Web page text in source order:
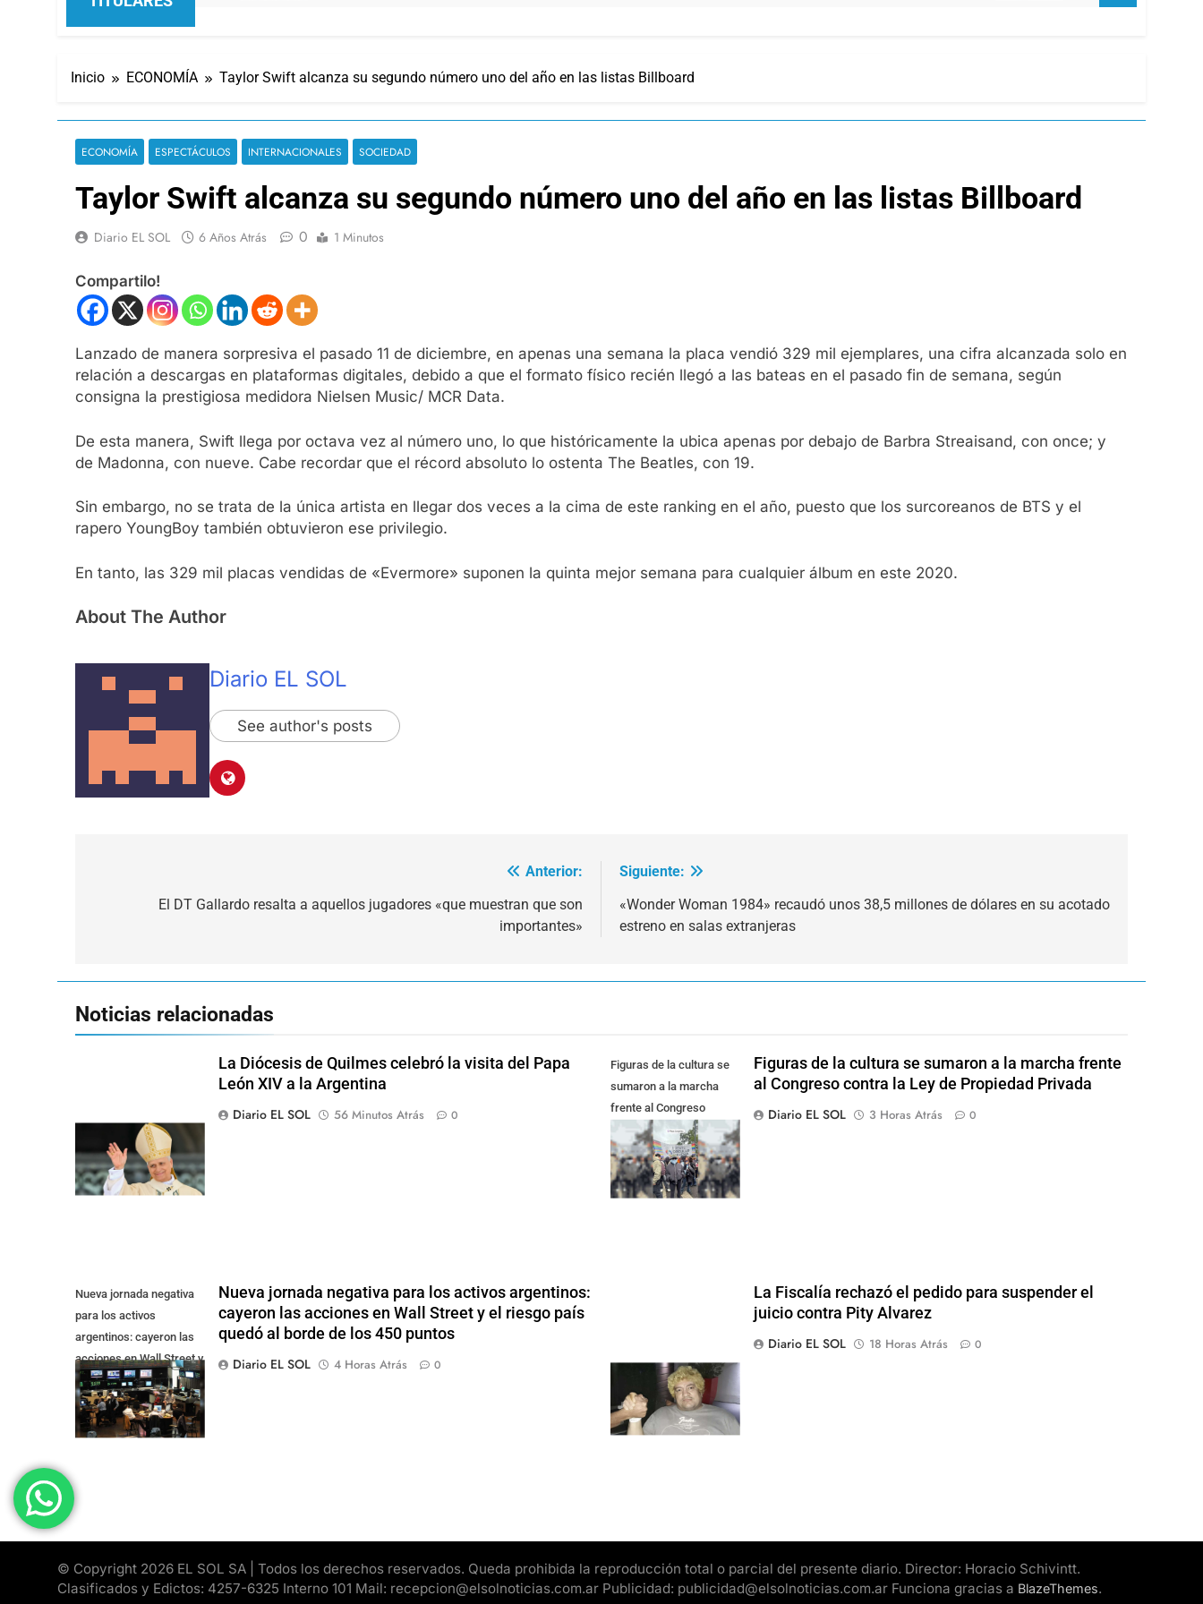
Inicio ECONOMÍA Taylor Swift alcanza su segundo número uno del año en las listas Billboard
ECONOMÍA ESPECTÁCULOS INTERNACIONALES SOCIEDAD
Taylor Swift alcanza su segundo número uno del año en las listas Billboard
Diario EL SOL 6 Años Atrás 0 1 Minutos
Compartilo!
Lanzado de manera sorpresiva el pasado 11 de diciembre, en apenas una semana la placa vendió 329 mil ejemplares, una cifra alcanzada solo en
relación a descargas en plataformas digitales, debido a que el formato físico recién llegó a las bateas en el pasado fin de semana, según
consigna la prestigiosa medidora Nielsen Music/ MCR Data.
De esta manera, Swift llega por octava vez al número uno, lo que históricamente la ubica apenas por debajo de Barbra Streaisand, con once; y
de Madonna, con nueve. Cabe recordar que el récord absoluto lo ostenta The Beatles, con 19.
Sin embargo, no se trata de la única artista en llegar dos veces a la cima de este ranking en el año, puesto que los surcoreanos de BTS y el
rapero YoungBoy también obtuvieron ese privilegio.
En tanto, las 329 mil placas vendidas de «Evermore» suponen la quinta mejor semana para cualquier álbum en este 2020.
About The Author
Diario EL SOL
See author's posts
Anterior:
El DT Gallardo resalta a aquellos jugadores «que muestran que son
importantes»
Siguiente:
«Wonder Woman 1984» recaudó unos 38,5 millones de dólares en su acotado
estreno en salas extranjeras
Noticias relacionadas
La Diócesis de Quilmes celebró la visita del Papa
León XIV a la Argentina
Diario EL SOL
56 Minutos Atrás 0
Figuras de la cultura se
sumaron a la marcha
frente al Congreso
contra la Ley de
Propiedad Privada
Figuras de la cultura se sumaron a la marcha frente
al Congreso contra la Ley de Propiedad Privada
Diario EL SOL
3 Horas Atrás 0
Nueva jornada negativa
para los activos
argentinos: cayeron las
acciones en Wall Street y
el riesgo país quedó al
borde de los 450 punt
Nueva jornada negativa para los activos argentinos:
cayeron las acciones en Wall Street y el riesgo país
quedó al borde de los 450 puntos
Diario EL SOL
4 Horas Atrás 0
La Fiscalía rechazó el pedido para suspender el
juicio contra Pity Alvarez
Diario EL SOL
18 Horas Atrás 0
© Copyright 2026 EL SOL SA | Todos los derechos reservados. Queda prohibida la reproducción total o parcial del presente diario. Director: Horacio Schivintt.
Clasificados y Edictos: 4257-6325 Interno 101 Mail: recepcion@elsolnoticias.com.ar Publicidad: publicidad@elsolnoticias.com.ar Funciona gracias a BlazeThemes.